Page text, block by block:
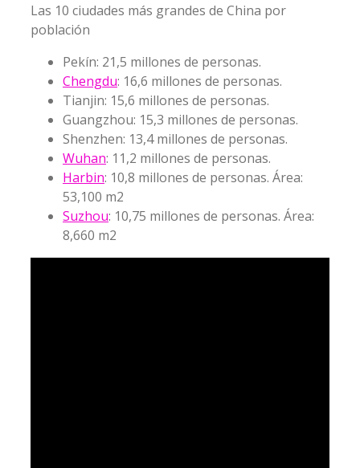
Las 10 ciudades más grandes de China por
población
Pekín: 21,5 millones de personas.
Chengdu: 16,6 millones de personas.
Tianjin: 15,6 millones de personas.
Guangzhou: 15,3 millones de personas.
Shenzhen: 13,4 millones de personas.
Wuhan: 11,2 millones de personas.
Harbin: 10,8 millones de personas. Área:
53,100 m2
Suzhou: 10,75 millones de personas. Área:
8,660 m2